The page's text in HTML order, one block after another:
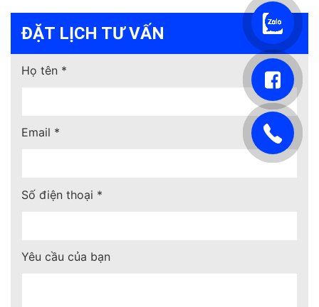
ĐẶT LỊCH TƯ VẤN
Họ tên *
Email *
Số điện thoại *
Yêu cầu của bạn